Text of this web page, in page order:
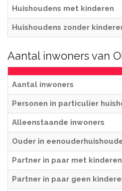
Huishoudens met kinderen
Huishoudens zonder
Aantal inwoners van
Aantal inwoners
Personen in particulier
Alleenstaande inwoners
Ouder in
Partner in paar met kinderen
Partner in paar geen